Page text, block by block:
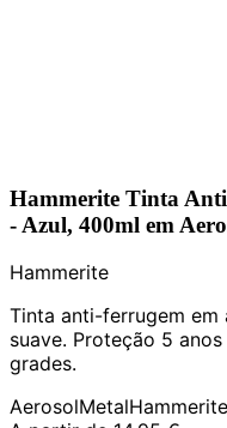
Hammerite Tinta
- Azul, 400ml em
Hammerite
Tinta anti-ferrugem em
suave. Proteção 5
grades.
AerosolMetalHammerite